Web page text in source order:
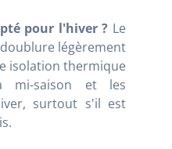
pour l'hiver ? Le
légèrement
isolation thermique
mi-saison et les
surtout s'il est